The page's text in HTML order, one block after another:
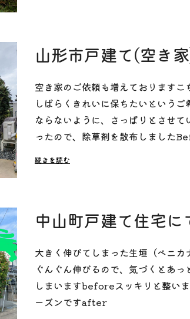
山形市戸建て(空き
空き家のご依頼も増えておりますこ
しばらくきれいに保ちたいという
ならないように、さっぱりとさせ
ったので、除草剤を散布しました
続きを読む
中山町戸建て住宅に
大きく伸びてしまった生垣（ベニカ
ぐんぐん伸びるので、気づくとあ
しまいますbeforeスッキリと整い
ーズンですafter